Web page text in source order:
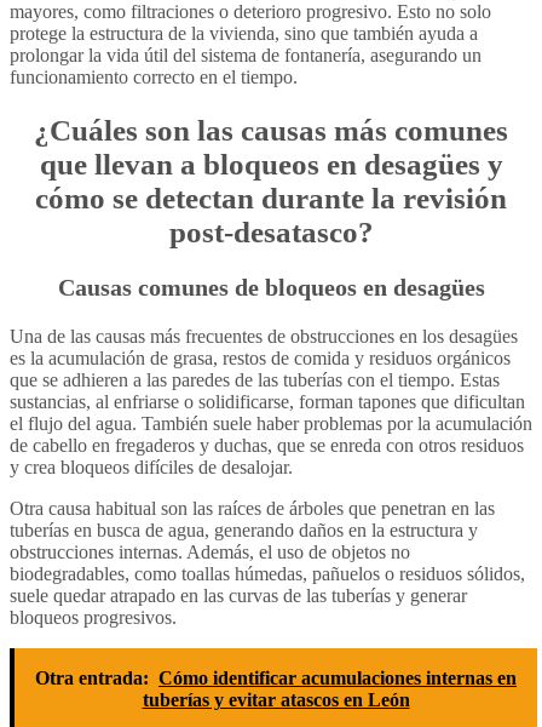
mayores, como filtraciones o deterioro progresivo. Esto no solo
protege la estructura de la vivienda, sino que también ayuda a
prolongar la vida útil del sistema de fontanería, asegurando un
funcionamiento correcto en el tiempo.
¿Cuáles son las causas más comunes
que llevan a bloqueos en desagües y
cómo se detectan durante la revisión
post-desatasco?
Causas comunes de bloqueos en desagües
Una de las causas más frecuentes de obstrucciones en los desagües
es la acumulación de grasa, restos de comida y residuos orgánicos
que se adhieren a las paredes de las tuberías con el tiempo. Estas
sustancias, al enfriarse o solidificarse, forman tapones que dificultan
el flujo del agua. También suele haber problemas por la acumulación
de cabello en fregaderos y duchas, que se enreda con otros residuos
y crea bloqueos difíciles de desalojar.
Otra causa habitual son las raíces de árboles que penetran en las
tuberías en busca de agua, generando daños en la estructura y
obstrucciones internas. Además, el uso de objetos no
biodegradables, como toallas húmedas, pañuelos o residuos sólidos,
suele quedar atrapado en las curvas de las tuberías y generar
bloqueos progresivos.
Otra entrada: Cómo identificar acumulaciones internas en
tuberías y evitar atascos en León